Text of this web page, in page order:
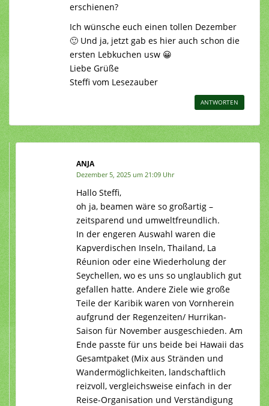
erschienen?
Ich wünsche euch einen tollen Dezember
🙂 Und ja, jetzt gab es hier auch schon die
ersten Lebkuchen usw 😀
Liebe Grüße
Steffi vom Lesezauber
ANTWORTEN
ANJA
Dezember 5, 2025 um 21:09 Uhr
Hallo Steffi,
oh ja, beamen wäre so großartig –
zeitsparend und umweltfreundlich.
In der engeren Auswahl waren die
Kapverdischen Inseln, Thailand, La
Réunion oder eine Wiederholung der
Seychellen, wo es uns so unglaublich gut
gefallen hatte. Andere Ziele wie große
Teile der Karibik waren von Vornherein
aufgrund der Regenzeiten/ Hurrikan-
Saison für November ausgeschieden. Am
Ende passte für uns beide bei Hawaii das
Gesamtpaket (Mix aus Stränden und
Wandermöglichkeiten, landschaftlich
reizvoll, vergleichsweise einfach in der
Reise-Organisation und Verständigung